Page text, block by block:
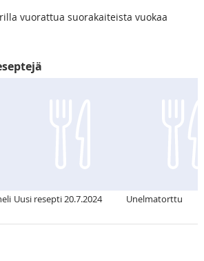
vuorattua suorakaiteista vuokaa
Uusi resepti 20.7.2024 Unelmatorttu